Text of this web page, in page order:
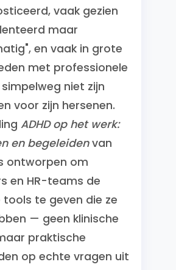
vaak gezien
maar
en vaak in grote
met professionele
niet zijn
voor zijn hersenen.
ADHD op het werk:
en begeleidenvan
ontworpen om
en HR-teams de
te geven die ze
— geen klinische
praktische
op echte vragen uit